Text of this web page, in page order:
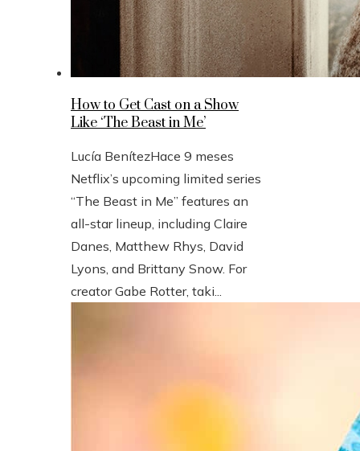
How to Get Cast on a Show
Like ‘The Beast in Me’
Lucía BenítezHace 9 meses
Netflix’s upcoming limited series
“The Beast in Me” features an
all-star lineup, including Claire
Danes, Matthew Rhys, David
Lyons, and Brittany Snow. For
creator Gabe Rotter, taki...